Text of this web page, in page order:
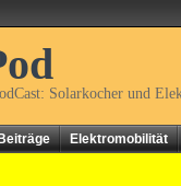
Solarkocher und
Elektromobilität